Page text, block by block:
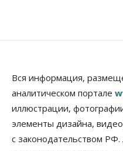
07 Августа 2026, 13:55
Авто Общество
Треть
«поставили машины на
07 Августа 2026, 13:00
Вся информация,
аналитическом портале
иллюстрации,
элементы дизайна,
с законодательством